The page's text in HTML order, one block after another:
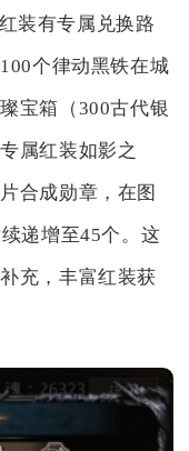
装有专属兑换路
个律动黑铁在城
宝箱（300古代银
属红装如影之
合成勋章，在图
递增至45个。这
充，丰富红装获